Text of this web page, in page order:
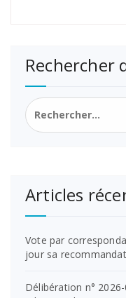
Rechercher
Rechercher :
Articles
Vote par
jour sa
Délibération n°